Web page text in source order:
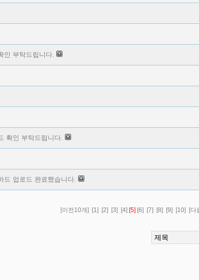
인 부탁드립니다.
확인 부탁드립니다.
드 업로드 완료했습니다.
[이전10개] [1] [2] [3] [4] [5] [6] [7] [8] [9] [10] [다